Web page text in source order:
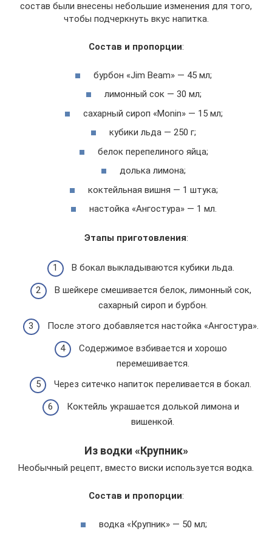
состав были внесены небольшие изменения для того,
чтобы подчеркнуть вкус напитка.
Состав и пропорции:
бурбон «Jim Beam» — 45 мл;
лимонный сок — 30 мл;
сахарный сироп «Monin» — 15 мл;
кубики льда — 250 г;
белок перепелиного яйца;
долька лимона;
коктейльная вишня — 1 штука;
настойка «Ангостура» — 1 мл.
Этапы приготовления:
В бокал выкладываются кубики льда.
В шейкере смешивается белок, лимонный сок,
сахарный сироп и бурбон.
После этого добавляется настойка «Ангостура».
Содержимое взбивается и хорошо
перемешивается.
Через ситечко напиток переливается в бокал.
Коктейль украшается долькой лимона и
вишенкой.
Из водки «Крупник»
Необычный рецепт, вместо виски используется водка.
Состав и пропорции:
водка «Крупник» — 50 мл;